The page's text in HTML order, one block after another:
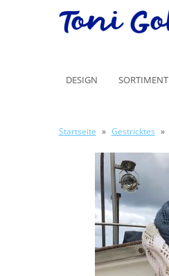
DESIGN SORTIMENT
Startseite » Gestricktes »